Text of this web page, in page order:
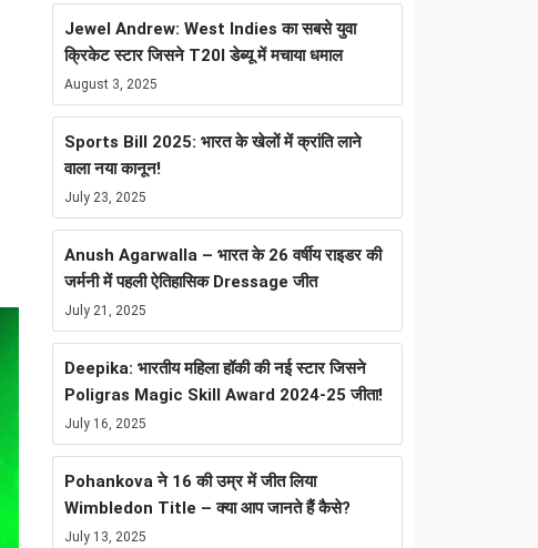
Jewel Andrew: West Indies का सबसे युवा
क्रिकेट स्टार जिसने T20I डेब्यू में मचाया धमाल
August 3, 2025
Sports Bill 2025: भारत के खेलों में क्रांति लाने
वाला नया कानून!
July 23, 2025
Anush Agarwalla – भारत के 26 वर्षीय राइडर की
जर्मनी में पहली ऐतिहासिक Dressage जीत
July 21, 2025
Deepika: भारतीय महिला हॉकी की नई स्टार जिसने
Poligras Magic Skill Award 2024-25 जीता!
July 16, 2025
Pohankova ने 16 की उम्र में जीत लिया
Wimbledon Title – क्या आप जानते हैं कैसे?
July 13, 2025